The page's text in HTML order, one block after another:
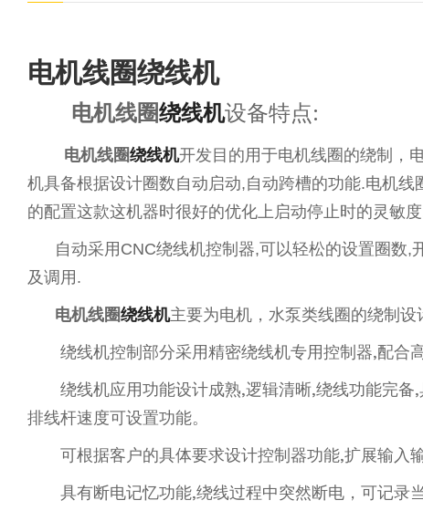
电机线圈绕线机
电机线圈绕线机设备特点:
电机线圈绕线机开发目的用于电机线圈的绕制，
机具备根据设计圈数自动启动,自动跨槽的功能.电机
的配置这款这机器时很好的优化上启动停止时的灵敏
自动采用CNC绕线机控制器,可以轻松的设置圈数,
及调用.
电机线圈绕线机主要为电机，水泵类线圈的绕制
绕线机控制部分采用精密绕线机专用控制器,配合高
绕线机应用功能设计成熟,逻辑清晰,绕线功能完备,
排线杆速度可设置功能。
可根据客户的具体要求设计控制器功能,扩展输入
具有断电记忆功能,绕线过程中突然断电，可记录当